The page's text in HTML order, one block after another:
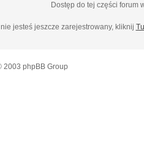
Dostęp do tej części forum
jesteś jeszcze zarejestrowany, kliknij
2003 phpBB Group